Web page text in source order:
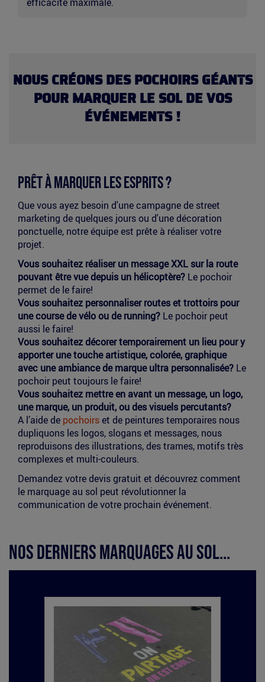
NOUS CRÉONS DES POCHOIRS GÉANTS
POUR MARQUER LE SOL DE VOS
ÉVÉNEMENTS !
Prêt à Marquer les Esprits ?
Que vous ayez besoin d'une campagne de street
marketing de quelques jours ou d'une décoration
ponctuelle, notre équipe est prête à réaliser votre
projet.
Vous souhaitez réaliser un message XXL sur la route
pouvant être vue depuis un hélicoptère? Le pochoir
permet de le faire!
Vous souhaitez personnaliser routes et trottoirs pour
une course de vélo ou de running? Le pochoir peut
aussi le faire!
Vous souhaitez décorer temporairement un lieu pour y
apporter une touche artistique, colorée, graphique
avec une ambiance de marque ultra personnalisée? Le
pochoir peut toujours le faire!
Vous souhaitez mettre en avant un message, un logo,
une marque, un produit, ou des visuels percutants?
A l’aide de pochoirset de peintures temporaires nous
dupliquons les logos, slogans et messages, nous
reproduisons des illustrations, des trames, motifs très
complexes et multi-couleurs.
Demandez votre devis gratuit et découvrez comment
le marquage au sol peut révolutionner la
communication de votre prochain événement.
Nos derniers marquages au sol...
Marquager